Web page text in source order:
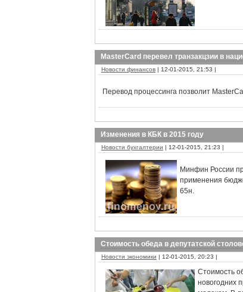
MasterCard перевел транзакцзии в
Новости финансов | 12-01-2015, 21:53 |
Перевод процессинга позволит
Изменения в КБК в 2015 году
Новости бухгалтерии | 12-01-2015, 21:23 |
Минфин России
применения
65н.
Стоимость обеда в депутатской
Новости экономики | 12-01-2015, 20:23 |
Стоимость
новогодних